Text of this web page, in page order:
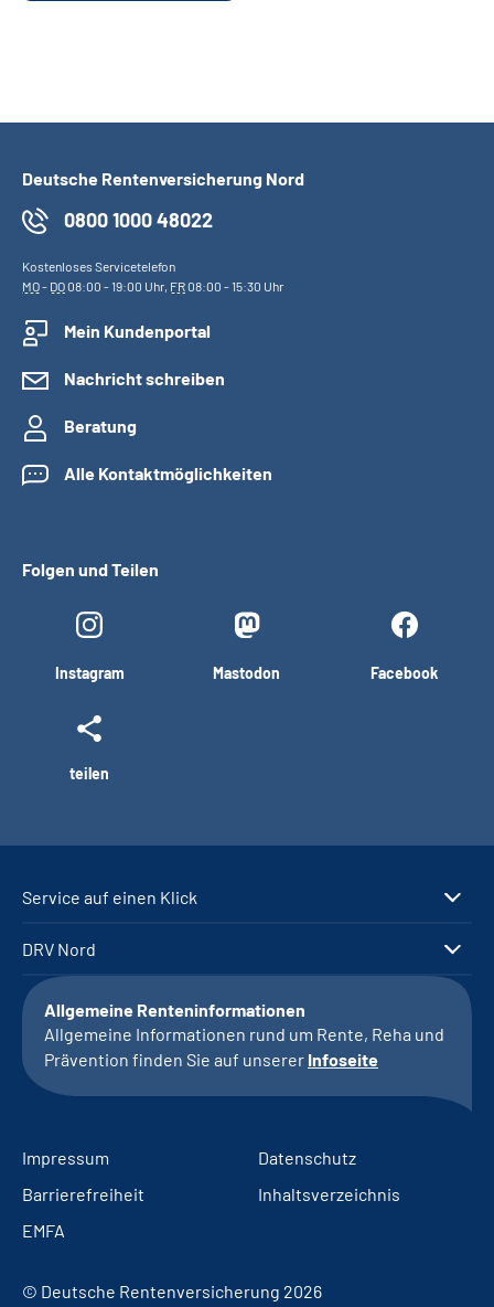
Deutsche Rentenversicherung Nord
0800 1000 48022
Kostenloses Servicetelefon
MO- DO08:00 - 19:00 Uhr, FR08:00 - 15:30 Uhr
Mein Kundenportal
Nachricht schreiben
Beratung
Alle Kontaktmöglichkeiten
Folgen und Teilen
Instagram Mastodon Facebook
teilen
Service auf einen Klick
DRV Nord
Allgemeine Renteninformationen
Allgemeine Informationen rund um Rente, Reha und
Prävention finden Sie auf unserer Infoseite
Impressum
Datenschutz
Barrierefreiheit
Inhaltsverzeichnis
EMFA
© Deutsche Rentenversicherung 2026